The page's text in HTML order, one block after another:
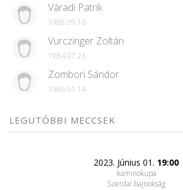
Váradi Patrik
1988.09.16
Vurczinger Zoltán
1984.07.23
Zombori Sándor
1986.01.14
LEGUTÓBBI MECCSEK
2023. Június 01. 19:00
kaminokupa
Szerdai bajnokság